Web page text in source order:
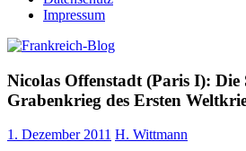
Impressum
Nicolas Offenstadt (Paris I): Die
Grabenkrieg des Ersten
1. Dezember 2011 H. Wittmann